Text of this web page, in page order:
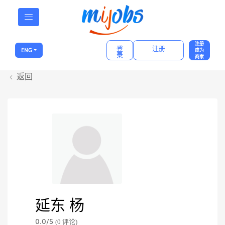
ENG 登
录
注册
注册
成为
商家
返回
延东 杨
0.0/5 (0 评论)